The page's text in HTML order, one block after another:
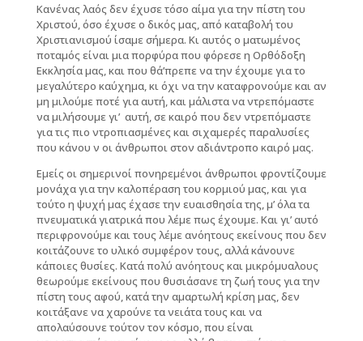
Κανένας λαός δεν έχυσε τόσο αίμα για την πίστη του
Χριστού, όσο έχυσε ο δικός μας, από καταβολή του
Χριστιανισμού ίσαμε σήμερα. Κι αυτός ο ματωμένος
ποταμός είναι μια πορφύρα που φόρεσε η Ορθόδοξη
Εκκλησία μας, και που θά’πρεπε να την έχουμε για το
μεγαλύτερο καύχημα, κι όχι να την καταφρονούμε και αν
μη μιλούμε ποτέ για αυτή, και μάλιστα να ντρεπόμαστε
να μιλήσουμε γι’ αυτή, σε καιρό που δεν ντρεπόμαστε
για τις πιο ντροπιασμένες και σιχαμερές παραλυσίες
που κάνου ν οι άνθρωποι στον αδιάντροπο καιρό μας.
Εμείς οι σημερινοί πονηρεμένοι άνθρωποι φροντίζουμε
μονάχα για την καλοπέραση του κορμιού μας, και για
τούτο η ψυχή μας έχασε την ευαισθησία της, μ’ όλα τα
πνευματικά γιατρικά που λέμε πως έχουμε. Και γι’ αυτό
περιφρονούμε και τους λέμε ανόητους εκείνους που δεν
κοιτάζουνε το υλικό συμφέρον τους, αλλά κάνουνε
κάποιες θυσίες. Κατά πολύ ανόητους και μικρόμυαλους
θεωρούμε εκείνους που θυσιάσανε τη ζωή τους για την
πίστη τους αφού, κατά την αμαρτωλή κρίση μας, δεν
κοιτάξανε να χαρούνε τα νειάτα τους και να
απολαύσουνε τούτον τον κόσμο, που είναι